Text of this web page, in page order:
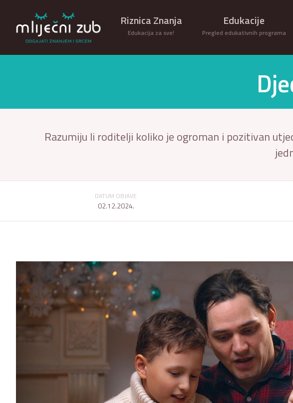
Riznica Znanja
Edukacija za sve!
Edukacije
Pregled edukativnih programa
Razumiju li roditelji koliko je ogroman i pozitivan
DATUM OBJAVE
02.12.2024.